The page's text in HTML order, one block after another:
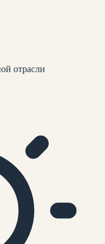
отрасли